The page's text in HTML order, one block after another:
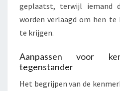
geplaatst, terwijl iemand
worden verlaagd om hen te
te krijgen.
Aanpassen voor
tegenstander
Het begrijpen van de